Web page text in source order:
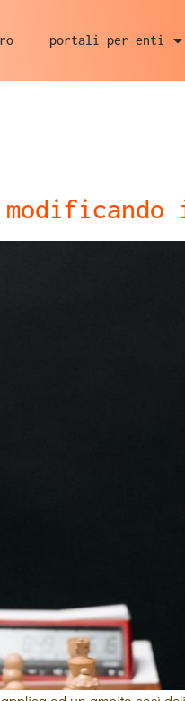
portali per enti